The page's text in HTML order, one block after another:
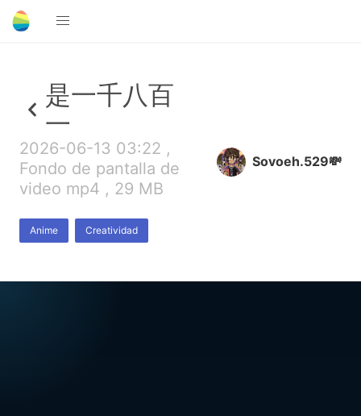
是一千八百
一
2026-06-13 03:22 ,
Fondo de pantalla de
video mp4 , 29 MB
Anime Creatividad
Sovoeh.529💸